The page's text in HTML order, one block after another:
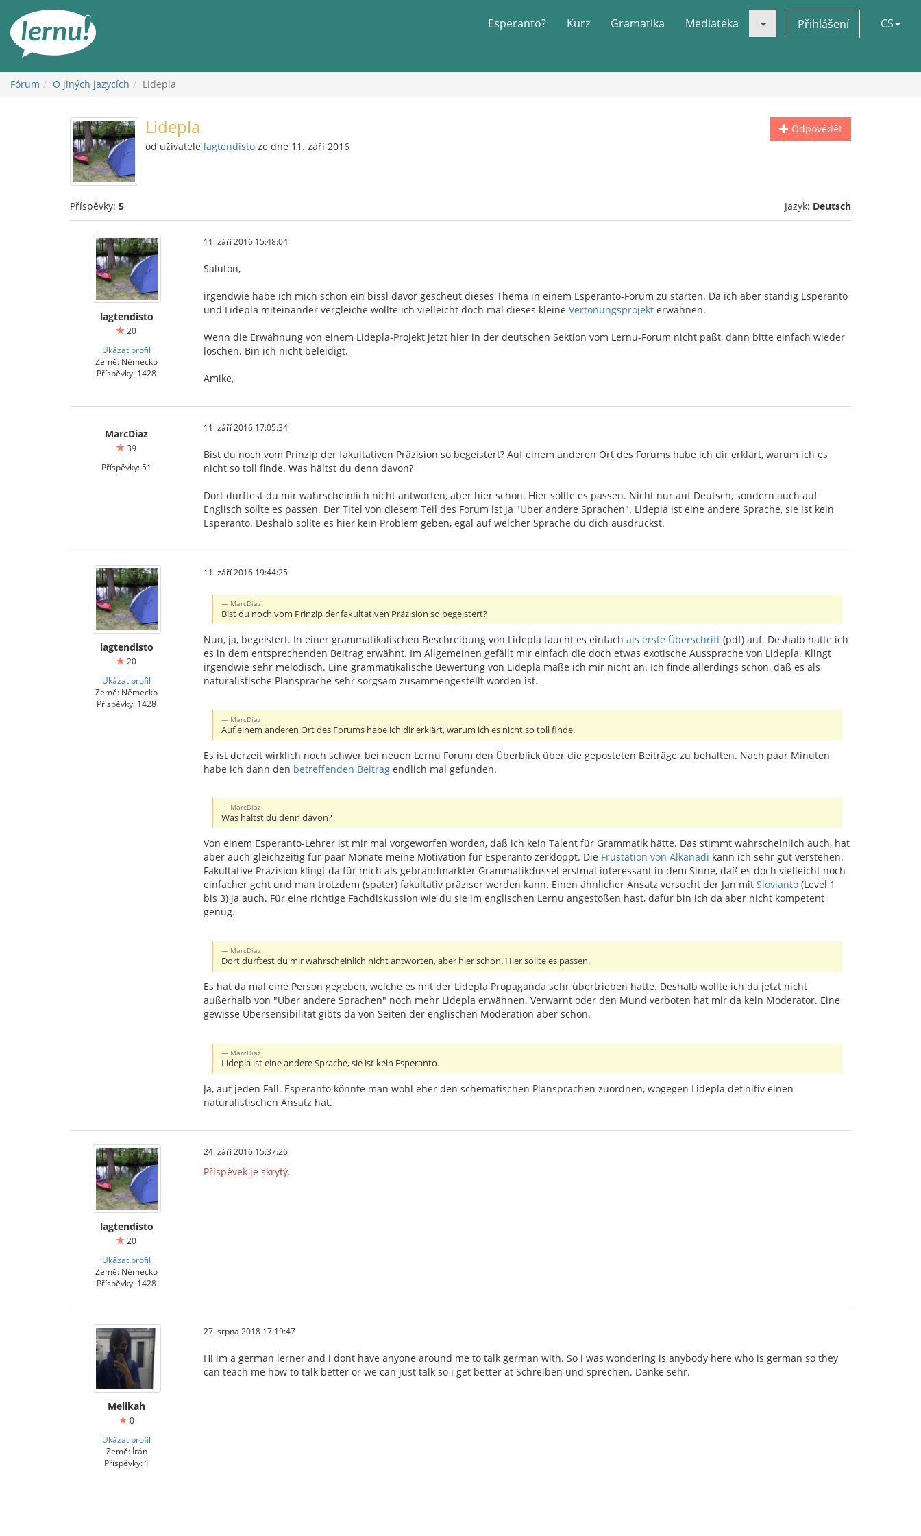
obsahu
Esperanto? Kurz Gramatika Mediatéka Přihlášení CS
Fórum O jiných jazycích Lidepla
Odpovědět
Lidepla
od uživatele lagtendisto ze dne 11. září 2016
Příspěvky: 5 Jazyk: Deutsch
lagtendisto
20
Ukázat profil
Země: Německo
Příspěvky: 1428
11. září 2016 15:48:04
Saluton,
irgendwie habe ich mich schon ein bissl davor gescheut dieses Thema in einem Esperanto-Forum zu starten. Da ich aber ständig Esperanto
und Lidepla miteinander vergleiche wollte ich vielleicht doch mal dieses kleine Vertonungsprojekt erwähnen.
Wenn die Erwähnung von einem Lidepla-Projekt jetzt hier in der deutschen Sektion vom Lernu-Forum nicht paßt, dann bitte einfach wieder
löschen. Bin ich nicht beleidigt.
Amike,
MarcDiaz
39
Příspěvky: 51
11. září 2016 17:05:34
Bist du noch vom Prinzip der fakultativen Präzision so begeistert? Auf einem anderen Ort des Forums habe ich dir erklärt, warum ich es
nicht so toll finde. Was hältst du denn davon?
Dort durftest du mir wahrscheinlich nicht antworten, aber hier schon. Hier sollte es passen. Nicht nur auf Deutsch, sondern auch auf
Englisch sollte es passen. Der Titel von diesem Teil des Forum ist ja "Über andere Sprachen". Lidepla ist eine andere Sprache, sie ist kein
Esperanto. Deshalb sollte es hier kein Problem geben, egal auf welcher Sprache du dich ausdrückst.
lagtendisto
20
Ukázat profil
Země: Německo
Příspěvky: 1428
11. září 2016 19:44:25
MarcDiaz:
Bist du noch vom Prinzip der fakultativen Präzision so begeistert?
Nun, ja, begeistert. In einer grammatikalischen Beschreibung von Lidepla taucht es einfach als erste Überschrift (pdf) auf. Deshalb hatte ich
es in dem entsprechenden Beitrag erwähnt. Im Allgemeinen gefällt mir einfach die doch etwas exotische Aussprache von Lidepla. Klingt
irgendwie sehr melodisch. Eine grammatikalische Bewertung von Lidepla maße ich mir nicht an. Ich finde allerdings schon, daß es als
naturalistische Plansprache sehr sorgsam zusammengestellt worden ist.
MarcDiaz:
Auf einem anderen Ort des Forums habe ich dir erklärt, warum ich es nicht so toll finde.
Es ist derzeit wirklich noch schwer bei neuen Lernu Forum den Überblick über die geposteten Beiträge zu behalten. Nach paar Minuten
habe ich dann den betreffenden Beitrag endlich mal gefunden.
MarcDiaz:
Was hältst du denn davon?
Von einem Esperanto-Lehrer ist mir mal vorgeworfen worden, daß ich kein Talent für Grammatik hätte. Das stimmt wahrscheinlich auch, hat
aber auch gleichzeitig für paar Monate meine Motivation für Esperanto zerkloppt. Die Frustation von Alkanadi kann ich sehr gut verstehen.
Fakultative Präzision klingt da für mich als gebrandmarkter Grammatikdussel erstmal interessant in dem Sinne, daß es doch vielleicht noch
einfacher geht und man trotzdem (später) fakultativ präziser werden kann. Einen ähnlicher Ansatz versucht der Jan mit Slovianto (Level 1
bis 3) ja auch. Für eine richtige Fachdiskussion wie du sie im englischen Lernu angestoßen hast, dafür bin ich da aber nicht kompetent
genug.
MarcDiaz:
Dort durftest du mir wahrscheinlich nicht antworten, aber hier schon. Hier sollte es passen.
Es hat da mal eine Person gegeben, welche es mit der Lidepla Propaganda sehr übertrieben hatte. Deshalb wollte ich da jetzt nicht
außerhalb von "Über andere Sprachen" noch mehr Lidepla erwähnen. Verwarnt oder den Mund verboten hat mir da kein Moderator. Eine
gewisse Übersensibilität gibts da von Seiten der englischen Moderation aber schon.
MarcDiaz:
Lidepla ist eine andere Sprache, sie ist kein Esperanto.
Ja, auf jeden Fall. Esperanto könnte man wohl eher den schematischen Plansprachen zuordnen, wogegen Lidepla definitiv einen
naturalistischen Ansatz hat.
lagtendisto
20
Ukázat profil
Země: Německo
Příspěvky: 1428
24. září 2016 15:37:26
Příspěvek je skrytý.
Melikah
0
Ukázat profil
Země: Írán
Příspěvky: 1
27. srpna 2018 17:19:47
Hi im a german lerner and i dont have anyone around me to talk german with. So i was wondering is anybody here who is german so they
can teach me how to talk better or we can just talk so i get better at Schreiben und sprechen. Danke sehr.